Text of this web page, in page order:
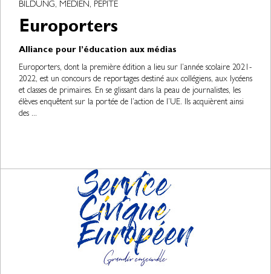
BILDUNG, MEDIEN, PÉPITE
Europorters
Alliance pour l’éducation aux médias
Europorters, dont la première édition a lieu sur l’année scolaire 2021-
2022, est un concours de reportages destiné aux collégiens, aux lycéens
et classes de primaires. En se glissant dans la peau de journalistes, les
élèves enquêtent sur la portée de l’action de l’UE. Ils acquièrent ainsi
des ...